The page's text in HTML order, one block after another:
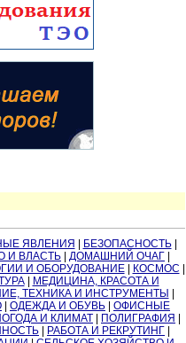
ЯВЛЕНИЯ БЕЗОПАСНОСТЬ|
И ВЛАСТЬ ДОМАШНИЙ ОЧАГ
И ОБОРУДОВАНИЕ| КОСМОС
|
МЕДИЦИНА, КРАСОТА И
ТЕХНИКА И ИНСТРУМЕНТЫ
ОДЕЖДА И ОБУВЬ
ОФИСНЫЕ
И КЛИМАТ ПОЛИГРАФИЯ
РАБОТА И РЕКРУТИНГ